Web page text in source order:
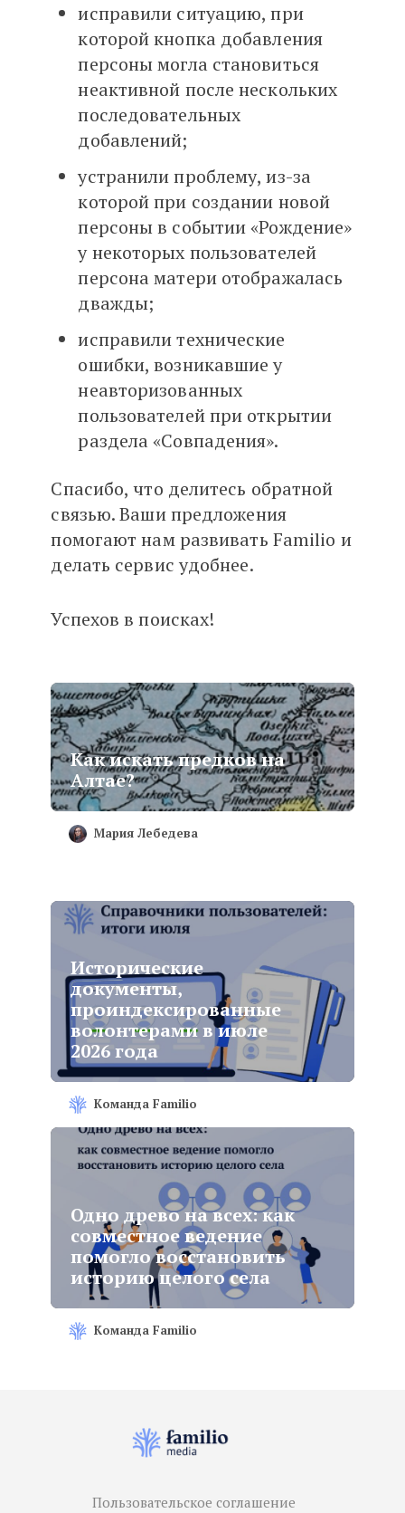
исправили ситуацию, при
которой кнопка добавления
персоны могла становиться
неактивной после нескольких
последовательных
добавлений;
устранили проблему, из-за
которой при создании новой
персоны в событии «Рождение»
у некоторых пользователей
персона матери отображалась
дважды;
исправили технические
ошибки, возникавшие у
неавторизованных
пользователей при открытии
раздела «Совпадения».
Спасибо, что делитесь обратной
связью. Ваши предложения
помогают нам развивать Familio и
делать сервис удобнее.
Успехов в поисках!
Как искать предков на
Алтае?
Мария Лебедева
Исторические
документы,
проиндексированные
волонтерами в июле
2026 года
Команда Familio
Одно древо на всех: как
совместное ведение
помогло восстановить
историю целого села
Команда Familio
Пользовательское соглашение